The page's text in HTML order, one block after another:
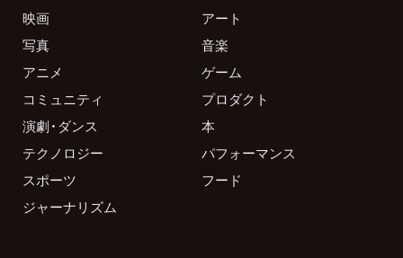
映画
アート
写真
音楽
アニメ
ゲーム
コミュニティ
プロダクト
演劇・ダンス
本
テクノロジー
パフォーマンス
スポーツ
フード
ジャーナリズム